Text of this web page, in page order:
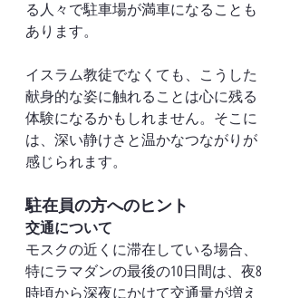
る人々で駐車場が満車になることも
あります。
イスラム教徒でなくても、こうした
献身的な姿に触れることは心に残る
体験になるかもしれません。そこに
は、深い静けさと温かなつながりが
感じられます。
駐在員の方へのヒント
交通について
モスクの近くに滞在している場合、
特にラマダンの最後の10日間は、夜8
時頃から深夜にかけて交通量が増え